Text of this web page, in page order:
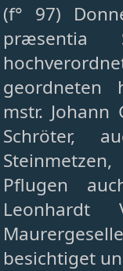
(f° 97)
præsentia
geordneten
mstr.
Schröter,
Pflugen
Leonhardt
besichtiget